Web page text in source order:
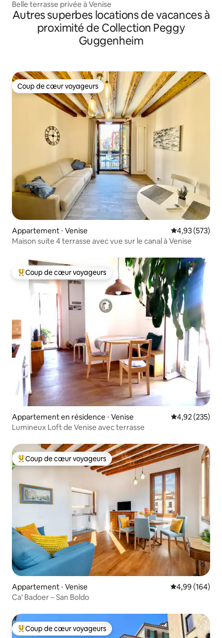
Belle terrasse privée à Venise
Autres superbes locations de vacances à
proximité de Collection Peggy
Guggenheim
Coup de cœur voyageurs
Coup de cœur voyageurs
Appartement ⋅ Venise Évaluation
4,93 (573)
Maison suite 4 terrasse avec vue sur le canal à Venise
Coups de cœur voyageurs les plus appréciés
Coup de cœur voyageurs
Appartement en résidence ⋅ Venise Évaluation
4,92 (235)
Lumineux Loft de Venise avec terrasse
Coups de cœur voyageurs les plus appréciés
Coup de cœur voyageurs
Appartement ⋅ Venise Évaluation
4,99 (164)
Ca' Badoer – San Boldo
Coups de cœur voyageurs les plus appréciés
Coup de cœur voyageurs